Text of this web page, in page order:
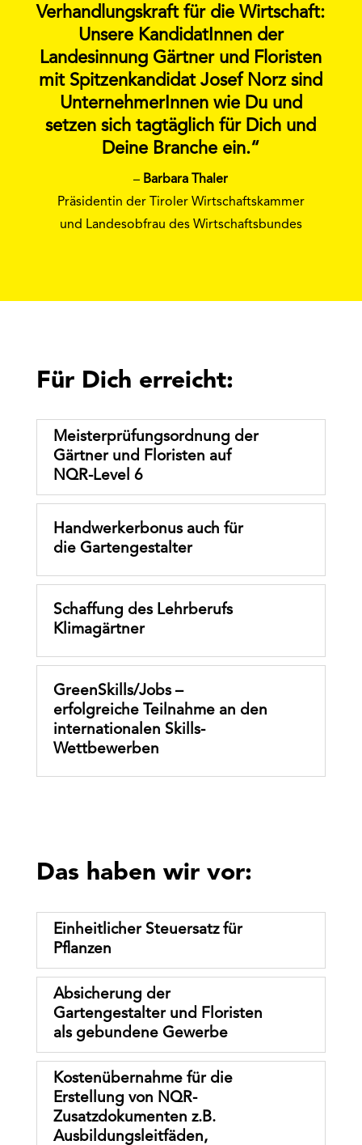
Verhandlungskraft für die Wirtschaft:
Unsere KandidatInnen der
Landesinnung Gärtner und Floristen
mit Spitzenkandidat Josef Norz sind
UnternehmerInnen wie Du und
setzen sich tagtäglich für Dich und
Deine Branche ein.“
– Barbara Thaler
Präsidentin der Tiroler Wirtschaftskammer
und Landesobfrau des Wirtschaftsbundes
Für Dich erreicht:
Meisterprüfungsordnung der
Gärtner und Floristen auf
NQR-Level 6
Handwerkerbonus auch für
die Gartengestalter
Schaffung des Lehrberufs
Klimagärtner
GreenSkills/Jobs –
erfolgreiche Teilnahme an den
internationalen Skills-
Wettbewerben
Das haben wir vor:
Einheitlicher Steuersatz für
Pﬂanzen
Absicherung der
Gartengestalter und Floristen
als gebundene Gewerbe
Kostenübernahme für die
Erstellung von NQR-
Zusatzdokumenten z.B.
Ausbildungsleitfäden,